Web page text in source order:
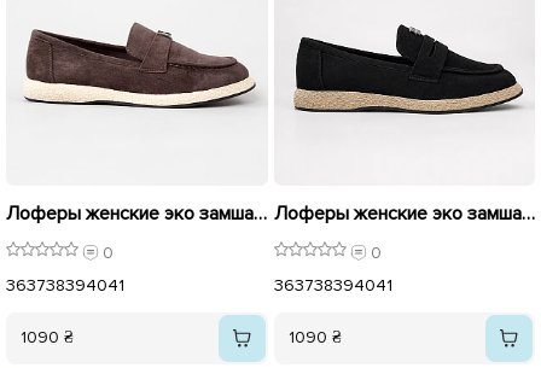
Лоферы женские эко замша 595931 Коричневый
0
363738394041
1090 ₴
Лоферы женские эко замша 595929 Черные
0
363738394041
1090 ₴